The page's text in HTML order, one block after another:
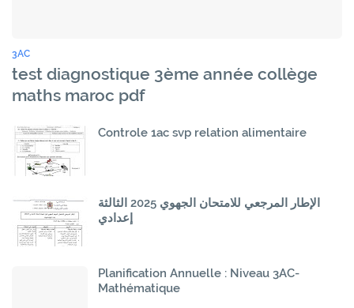
3AC
test diagnostique 3ème année collège
maths maroc pdf
Controle 1ac svp relation alimentaire
الإطار المرجعي للامتحان الجهوي 2025 الثالثة
إعدادي
Planification Annuelle : Niveau 3AC-
Mathématique